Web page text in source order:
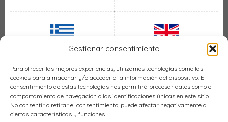
Gestionar consentimiento
Para ofrecer las mejores experiencias, utilizamos tecnologías como las
cookies para almacenar y/o acceder a la información del dispositivo. El
consentimiento de estas tecnologías nos permitirá procesar datos como el
comportamiento de navegación o las identificaciones únicas en este sitio.
No consentir o retirar el consentimiento, puede afectar negativamente a
ciertas características y funciones.
Griega Inglesa
Italiana